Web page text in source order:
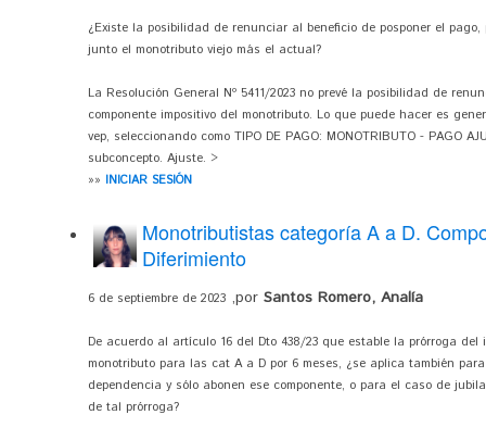
¿Existe la posibilidad de renunciar al beneficio de posponer el
junto el monotributo viejo más el actual?
La Resolución General Nº 5411/2023 no prevé la posibilidad de
componente impositivo del monotributo. Lo que puede hacer es
vep, seleccionando como TIPO DE PAGO: MONOTRIBUTO - PAGO
subconcepto. Ajuste. >
»» INICIAR SESIÓN
Monotributistas categoría A a D.
Diferimiento
6 de septiembre de 2023 ,por Santos Romero, Analía
De acuerdo al artículo 16 del Dto 438/23 que estable la prórroga
monotributo para las cat A a D por 6 meses, ¿se aplica también
dependencia y sólo abonen ese componente, o para el caso de
de tal prórroga?